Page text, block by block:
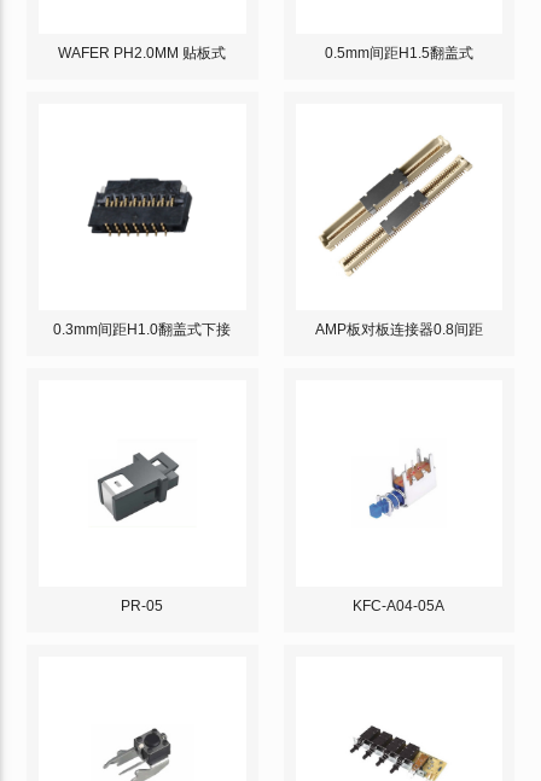
WAFER PH2.0MM 贴板式 0.5mm间距H1.5翻盖式
0.3mm间距H1.0翻盖式下接 AMP板对板连接器0.8间距
PR-05 KFC-A04-05A